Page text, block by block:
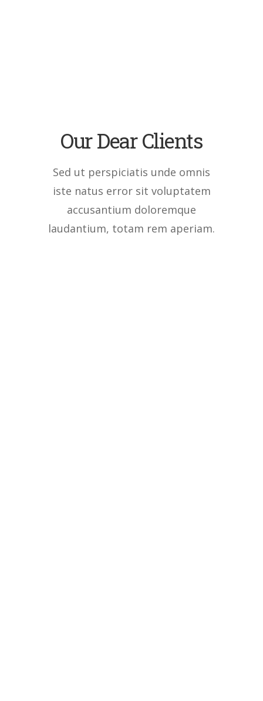
Our Dear Clients
Sed ut perspiciatis unde omnis
iste natus error sit voluptatem
accusantium doloremque
laudantium, totam rem aperiam.